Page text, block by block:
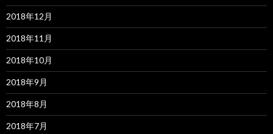
2018年12月
2018年11月
2018年10月
2018年9月
2018年8月
2018年7月